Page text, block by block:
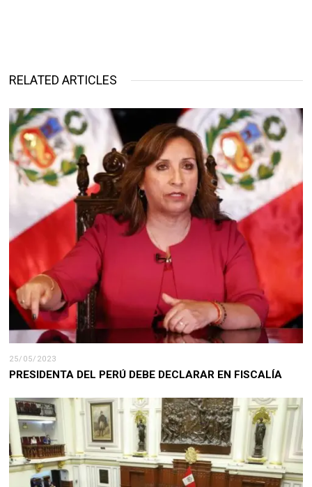
RELATED ARTICLES
25/05/2023
PRESIDENTA DEL PERÚ DEBE DECLARAR EN FISCALÍA